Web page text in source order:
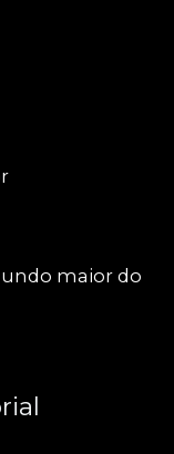
maior do